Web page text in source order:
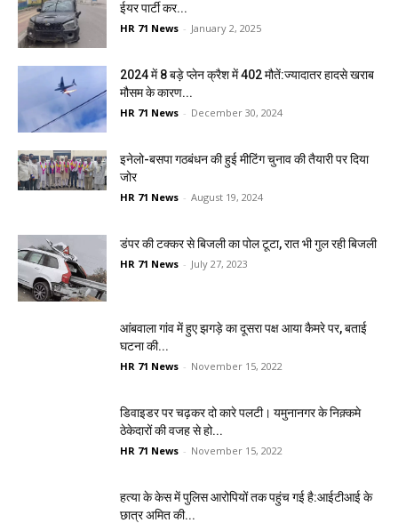
ईयर पार्टी कर...
HR 71 News - January 2, 2025
2024 में 8 बड़े प्लेन क्रैश में 402 मौतें:ज्यादातर हादसे खराब
मौसम के कारण...
HR 71 News - December 30, 2024
इनेलो-बसपा गठबंधन की हुई मीटिंग चुनाव की तैयारी पर दिया
जोर
HR 71 News - August 19, 2024
डंपर की टक्कर से बिजली का पोल टूटा, रात भी गुल रही बिजली
HR 71 News - July 27, 2023
आंबवाला गांव में हुए झगड़े का दूसरा पक्ष आया कैमरे पर, बताई
घटना की...
HR 71 News - November 15, 2022
डिवाइडर पर चढ़कर दो कारे पलटी। यमुनानगर के निक़्कमे
ठेकेदारों की वजह से हो...
HR 71 News - November 15, 2022
हत्या के केस में पुलिस आरोपियों तक पहुंच गई है:आईटीआई के
छात्र अमित की...